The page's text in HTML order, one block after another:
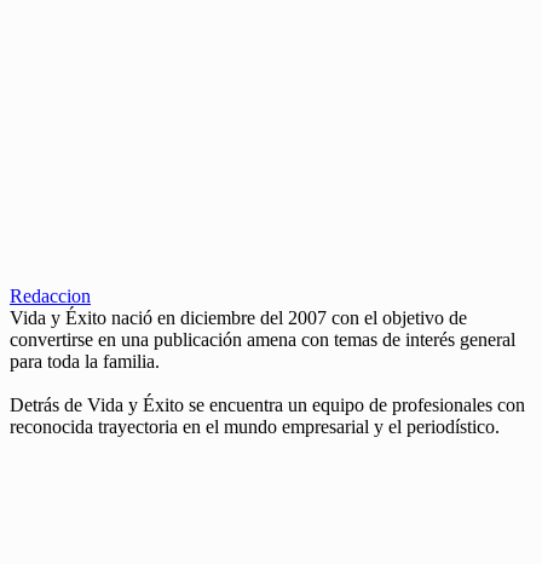
Redaccion
Vida y Éxito nació en diciembre del 2007 con el objetivo de
convertirse en una publicación amena con temas de interés general
para toda la familia.
Detrás de Vida y Éxito se encuentra un equipo de profesionales con
reconocida trayectoria en el mundo empresarial y el periodístico.